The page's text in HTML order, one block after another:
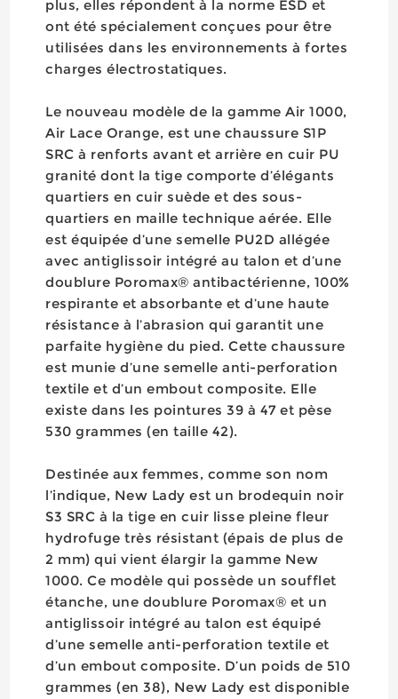
plus, elles répondent à la norme ESD et
ont été spécialement conçues pour être
utilisées dans les environnements à fortes
charges électrostatiques.
Le nouveau modèle de la gamme Air 1000,
Air Lace Orange, est une chaussure S1P
SRC à renforts avant et arrière en cuir PU
granité dont la tige comporte d’élégants
quartiers en cuir suède et des sous-
quartiers en maille technique aérée. Elle
est équipée d’une semelle PU2D allégée
avec antiglissoir intégré au talon et d’une
doublure Poromax® antibactérienne, 100%
respirante et absorbante et d’une haute
résistance à l’abrasion qui garantit une
parfaite hygiène du pied. Cette chaussure
est munie d’une semelle anti-perforation
textile et d’un embout composite. Elle
existe dans les pointures 39 à 47 et pèse
530 grammes (en taille 42).
Destinée aux femmes, comme son nom
l’indique, New Lady est un brodequin noir
S3 SRC à la tige en cuir lisse pleine fleur
hydrofuge très résistant (épais de plus de
2 mm) qui vient élargir la gamme New
1000. Ce modèle qui possède un soufflet
étanche, une doublure Poromax® et un
antiglissoir intégré au talon est équipé
d’une semelle anti-perforation textile et
d’un embout composite. D’un poids de 510
grammes (en 38), New Lady est disponible